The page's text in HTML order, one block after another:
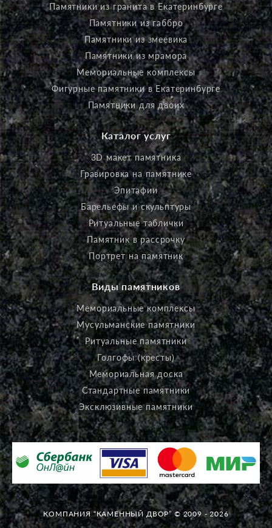
Памятники из гранита в Екатеринбурге
Памятники из габбро
Памятники из змеевика
Памятники из мрамора
Мемориальные комплексы
Фигурные памятники в Екатеринбурге
Памятники для двоих
Каталог услуг
3D макет памятника
Гравировка на памятнике
Эпитафии
Барельефы и скульптуры
Ритуальные таблички
Памятник в рассрочку
Портрет на памятник
Виды памятников
Мемориальные комплексы
Мусульманские памятники
Ритуальные памятники
Голгофы (кресты)
Мемориальная доска
Стандартные памятники
Эксклюзивные памятники
КОМПАНИЯ “КАМЕННЫЙ ДВОР” © 2009 - 2026